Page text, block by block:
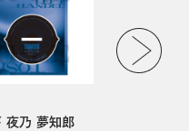
夜乃 夢知郎